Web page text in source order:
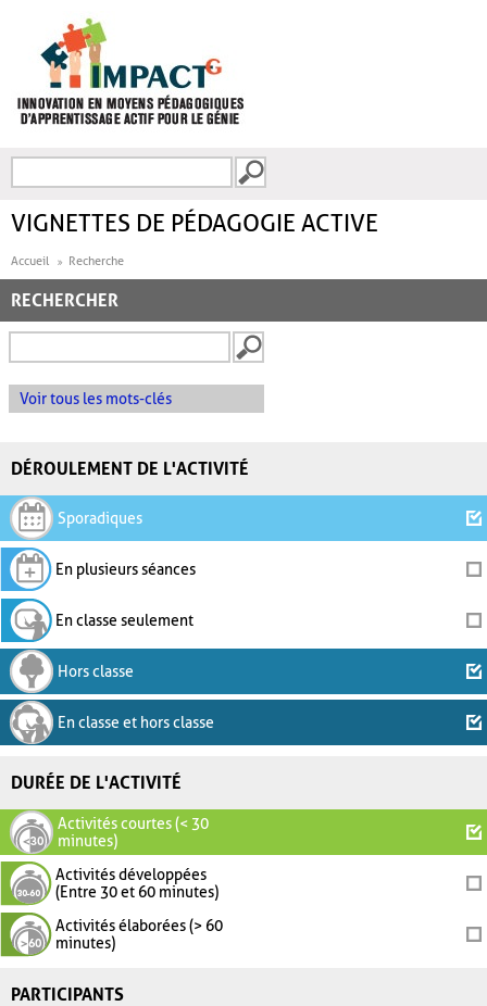
FORMULAIRE DE
VIGNETTES DE PÉDAGOGIE ACTIVE
Accueil Recherche
RECHERCHER
Voir tous les mots-clés
DÉROULEMENT DE L'ACTIVITÉ
Sporadiques
En plusieurs séances
En classe seulement
Hors classe
En classe et hors classe
DURÉE DE L'ACTIVITÉ
Activités courtes (< 30
minutes)
Activités développées
(Entre 30 et 60 minutes)
Activités élaborées (> 60
minutes)
PARTICIPANTS